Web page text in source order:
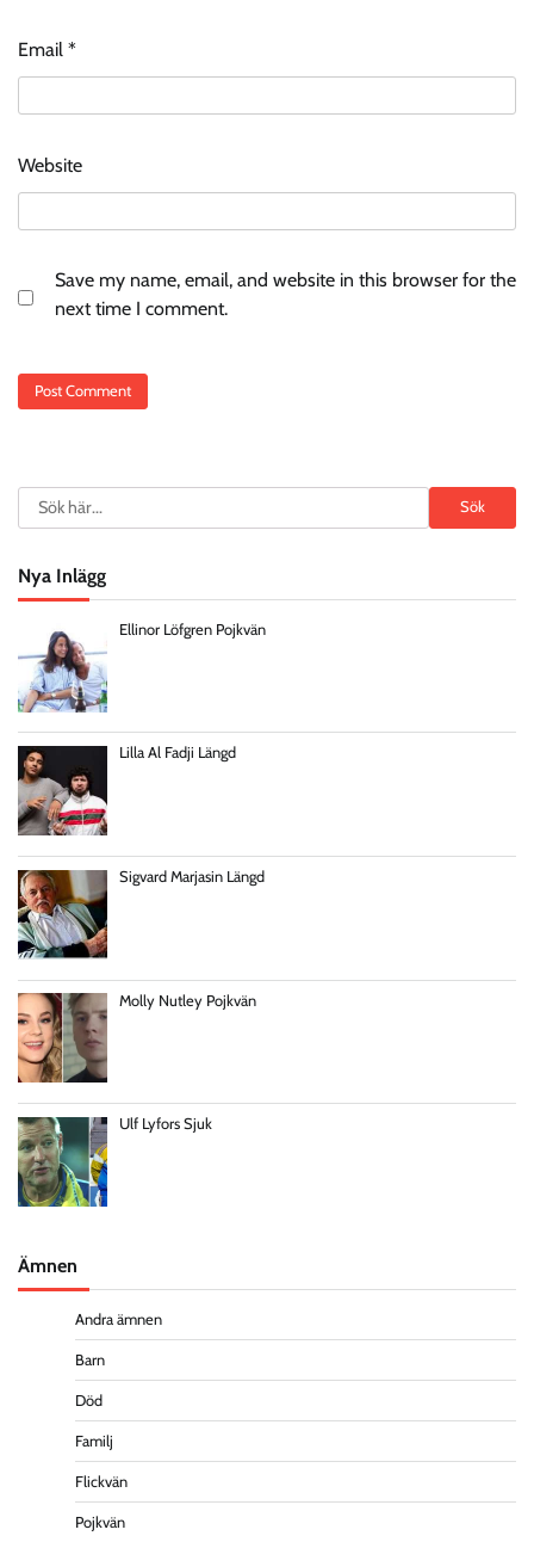
Email *
Website
Save my name, email, and website in this browser for the
next time I comment.
Search Sök
Nya Inlägg
Ellinor Löfgren Pojkvän
Lilla Al Fadji Längd
Sigvard Marjasin Längd
Molly Nutley Pojkvän
Ulf Lyfors Sjuk
Ämnen
Andra ämnen
Barn
Död
Familj
Flickvän
Pojkvän